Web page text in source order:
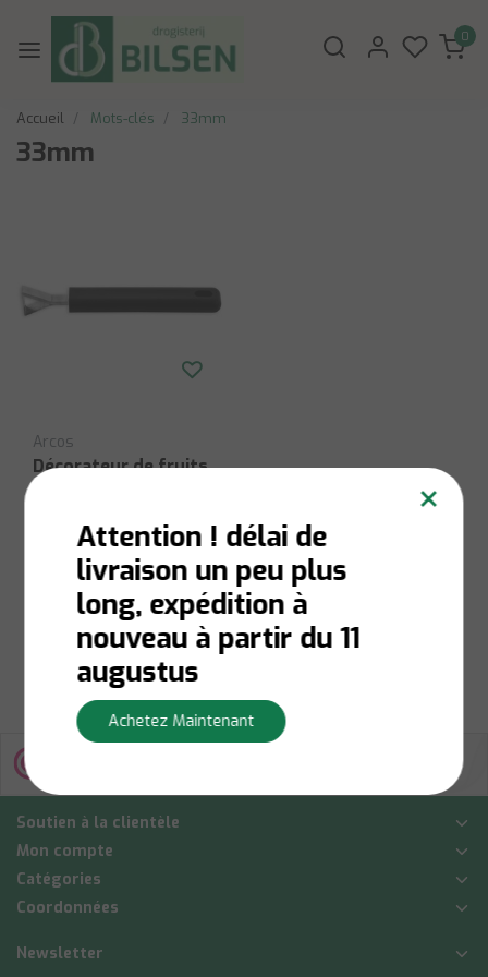
0
Accueil Mots-clés 33mm
33mm
Arcos
Décorateur de fruits
En stock:Livraison en 1
à 3 jours ouvrables
Afficher
Soutien à la clientèle
Mon compte
Catégories
Coordonnées
Newsletter
×
Attention ! délai de
livraison un peu plus
long, expédition à
nouveau à partir du 11
augustus
Achetez Maintenant